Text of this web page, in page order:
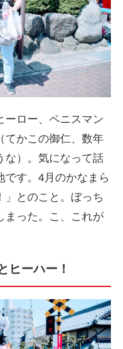
ーロー、ペニスマン
てかこの御仁、数年
な）。気になって話
です。4月のかなまら
」とのこと。ぼっち
まった。こ、これが
ヒーハー！